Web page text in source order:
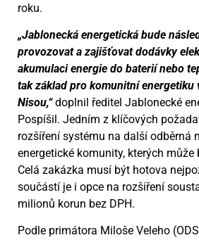
roku.
„Jablonecká energetická bude
provozovat a zajišťovat dodávky
akumulaci energie do baterií nebo
tak základ pro komunitní energetiku
Nisou,“doplnil ředitel Jablonecké
Pospíšil. Jedním z klíčových
rozšíření systému na další odběrná
energetické komunity, kterých může
Celá zakázka musí být hotova
součástí je i opce na rozšíření
milionů korun bez DPH.
Podle primátora Miloše Veleho